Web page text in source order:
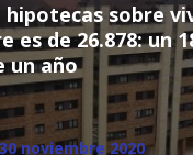
hipotecas sobre
es de 26.878: un
un año
30 noviembre 2020